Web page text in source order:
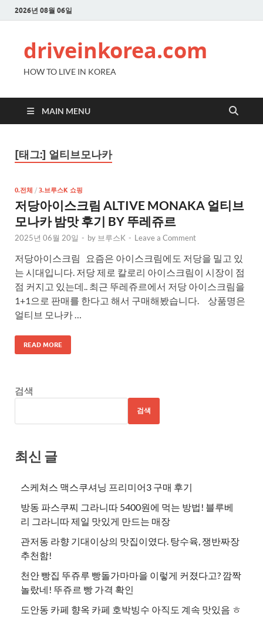
2026년 08월 06일
driveinkorea.com
HOW TO LIVE IN KOREA
MAIN MENU
[태그:] 얼티브모나카
0.전체 / 3.브루스K 쇼핑
저당아이스크림 ALTIVE MONAKA 얼티브
모나카 밤맛 후기 BY 뚜레쥬르
2025년 06월 20일 - by 브루스K - Leave a Comment
저당아이스크림 요즘은 아이스크림에도 저당을 밀고 있
는 시대입니다. 저당 제로 칼로리 아이스크림이 시장이 점
점 커지고 있는데.. 최근 뚜레쥬르에서 저당 아이스크림을
1+1으로 판매를 한다고 해서 구매해봤습니다. 상품명은
얼티브 모나카 …
READ MORE
검색
검색
최신 글
스케쳐스 맥스쿠셔닝 프리미어3 구매 후기
방동 파스쿠찌 그라니따 5400원에 먹는 방법! 블루베
리 그라니따 제일 맛있게 만드는 매장
관저동 라향 기대이상의 맛집이였다. 탕수육, 쟁반짜장
추천함!
천안 빵집 뚜쥬루 빵돌가마마을 이렇게 커졌다고? 깜짝
놀랐네! 뚜쥬르 빵 가격 확인
도안동 카페 향옥 카페 호박빙수 아직도 계속 맛있음 ㅎ